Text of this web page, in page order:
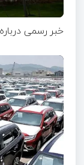
خبر رسمی